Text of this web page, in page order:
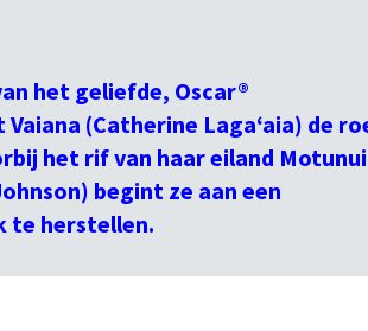
het geliefde, Oscar®
(Catherine Lagaʻaia) de
het rif van haar eiland
begint ze aan een
te herstellen.